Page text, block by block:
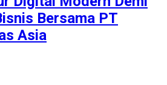
Bersama PT
Asia